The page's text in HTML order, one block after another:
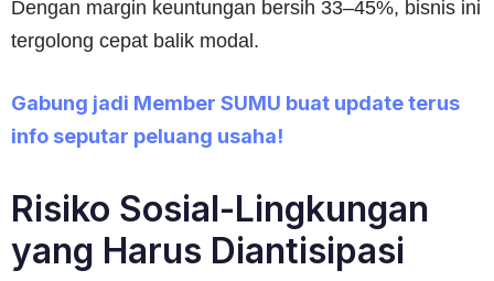
Dengan margin keuntungan bersih 33–45%, bisnis ini
tergolong cepat balik modal.
Gabung jadi Member SUMU buat update terus
info seputar peluang usaha!
Risiko Sosial-Lingkungan
yang Harus Diantisipasi